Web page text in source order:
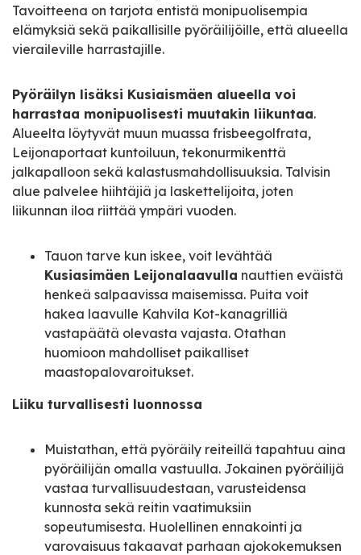
Tavoitteena on tarjota entistä monipuolisempia
elämyksiä sekä paikallisille pyöräilijöille, että alueella
vieraileville harrastajille.
Pyöräilyn lisäksi Kusiaismäen alueella voi
harrastaa monipuolisesti muutakin liikuntaa.
Alueelta löytyvät muun muassa frisbeegolfrata,
Leijonaportaat kuntoiluun, tekonurmikenttä
jalkapalloon sekä kalastusmahdollisuuksia. Talvisin
alue palvelee hiihtäjiä ja laskettelijoita, joten
liikunnan iloa riittää ympäri vuoden.
Tauon tarve kun iskee, voit levähtää
Kusiasimäen Leijonalaavulla nauttien eväistä
henkeä salpaavissa maisemissa. Puita voit
hakea laavulle Kahvila Kot-kanagrilliä
vastapäätä olevasta vajasta. Otathan
huomioon mahdolliset paikalliset
maastopalovaroitukset.
Liiku turvallisesti luonnossa
Muistathan, että pyöräily reiteillä tapahtuu aina
pyöräilijän omalla vastuulla. Jokainen pyöräilijä
vastaa turvallisuudestaan, varusteidensa
kunnosta sekä reitin vaatimuksiin
sopeutumisesta. Huolellinen ennakointi ja
varovaisuus takaavat parhaan ajokokemuksen